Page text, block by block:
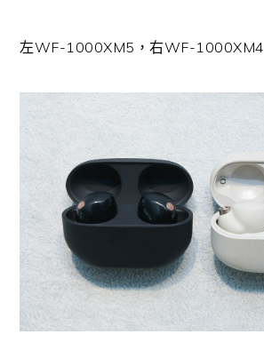
左WF-1000XM5，右WF-1000XM4